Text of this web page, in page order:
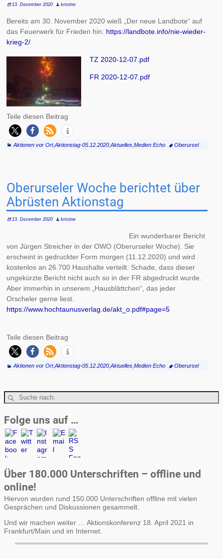
13. Dezember 2020 kristine
Bereits am 30. November 2020 wieß „Der neue Landbote“ auf
das Feuerwerk für Frieden hin: https://landbote.info/nie-wieder-
krieg-2/
TZ 2020-12-07.pdf
FR 2020-12-07.pdf
Teile diesen Beitrag
Aktionen vor Ort,Aktionstag-05.12.2020, Aktuelles, Medien Echo Oberursel
Oberurseler Woche berichtet über
Abrüsten Aktionstag
13. Dezember 2020 kristine
Ein wunderbarer Bericht
von Jürgen Streicher in der OWO (Oberurseler Woche). Sie
erscheint in gedruckter Form morgen (11.12.2020) und wird
kostenlos an 26.700 Haushalte verteilt. Schade, dass dieser
ungekürzte Bericht nicht auch so in der FR abgedruckt wurde.
Aber immerhin in unserem „Hausblättchen“, das jeder
Orscheler gerne liest.
https://www.hochtaunusverlag.de/akt_o.pdf#page=5
Teile diesen Beitrag
Aktionen vor Ort,Aktionstag-05.12.2020, Aktuelles, Medien Echo Oberursel
Folge uns auf …
Über 180.000 Unterschriften – offline und
online!
Hiervon wurden rund 150.000 Unterschriften offline mit vielen
Gesprächen und Diskussionen gesammelt.
Und wir machen weiter … Aktionskonferenz 18. April 2021 in
Frankfurt/Main und im Internet.